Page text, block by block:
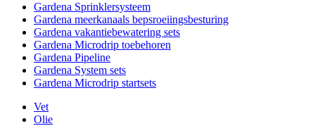
Gardena Sprinklersysteem
Gardena meerkanaals bepsroeiingsbesturing
Gardena vakantiebewatering sets
Gardena Microdrip toebehoren
Gardena Pipeline
Gardena System sets
Gardena Microdrip startsets
Vet
Olie